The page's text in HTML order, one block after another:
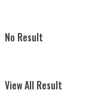
No Result
View All Result